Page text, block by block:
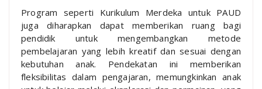
Program seperti Kurikulum Merdeka untuk PAUD
juga diharapkan dapat memberikan ruang bagi
pendidik untuk mengembangkan metode
pembelajaran yang lebih kreatif dan sesuai dengan
kebutuhan anak. Pendekatan ini memberikan
fleksibilitas dalam pengajaran, memungkinkan anak